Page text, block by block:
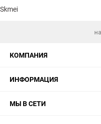
Skmei
КОМПАНИЯ
ИНФОРМАЦИЯ
МЫ В СЕТИ